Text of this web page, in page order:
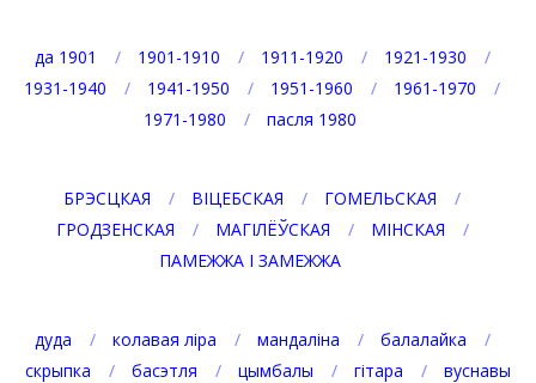
да 1901
1901-1910 1911-1920
1921-1930
1931-1940
1941-1950 1951-1960
1961-1970
1971-1980
пасля 1980
БРЭСЦКАЯ ВІЦЕБСКАЯ
ГОМЕЛЬСКАЯ
ГРОДЗЕНСКАЯ
МАГІЛЁЎСКАЯ
МІНСКАЯ
ПАМЕЖЖА І ЗАМЕЖЖА
дуда колавая ліра мандаліна
балалайка
скрыпка
басэтля цымбалы гітара
вуснавы